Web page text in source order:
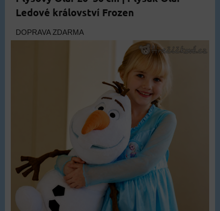
Ledové království Frozen
DOPRAVA ZDARMA